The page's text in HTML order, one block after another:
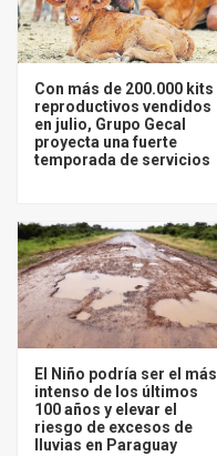
Con más de 200.000 kits
reproductivos vendidos
en julio, Grupo Gecal
proyecta una fuerte
temporada de servicios
El Niño podría ser el más
intenso de los últimos
100 años y elevar el
riesgo de excesos de
lluvias en Paraguay